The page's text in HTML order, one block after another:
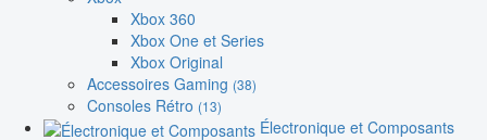
Xbox 360
Xbox One et Series
Xbox Original
Accessoires Gaming (38)
Consoles Rétro (13)
Électronique et Composants